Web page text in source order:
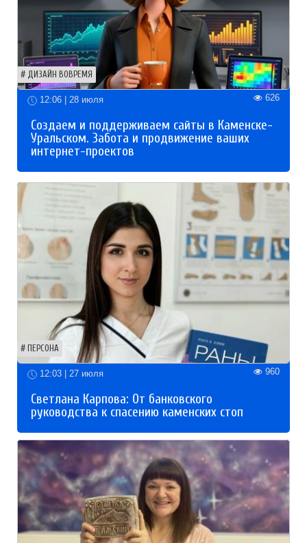
ДИЗАЙН ВОВРЕМЯ
12:06 | 28 июля 626
Создаем и поддерживаем сайты в Каменске-
Уральском. Забота и продвижение ваших
интернет-проектов
ПЕРСОНА
12:03 | 27 июля 960
Светлана Карпова: От банковского
руководства к спасению каменских стоп